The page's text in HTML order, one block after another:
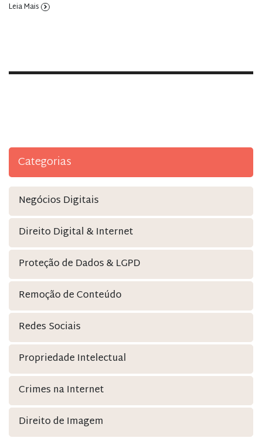
Leia Mais
Categorias
Negócios Digitais
Direito Digital & Internet
Proteção de Dados & LGPD
Remoção de Conteúdo
Redes Sociais
Propriedade Intelectual
Crimes na Internet
Direito de Imagem